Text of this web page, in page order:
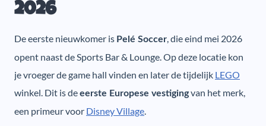
2026
De eerste nieuwkomer is Pelé Soccer, die eind mei 2026
opent naast de Sports Bar & Lounge. Op deze locatie kon
je vroeger de game hall vinden en later de tijdelijk LEGO
winkel. Dit is deeerste Europese vestigingvan het merk,
een primeur voor Disney Village.